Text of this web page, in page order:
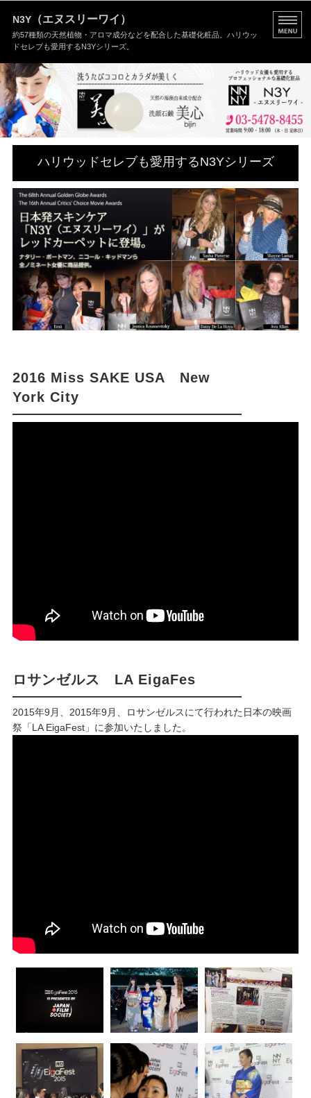
N3Y（エヌスリーワイ）
約57種類の天然植物・アロマ成分などを配合した基礎化粧品。ハリウッ
ドセレブも愛用するN3Yシリーズ。
HOME
N3Yとは
セレブに好評N3Y
お問い合わせ
ハリウッドセレブも愛用するN3Yシリーズ
2016 Miss SAKE USA New
York City
ロサンゼルス LA EigaFes
2015年9月、 2015年9 月、ロサンゼルスにて行われた日本の映画
祭「LA EigaFest」に参加いたしました。